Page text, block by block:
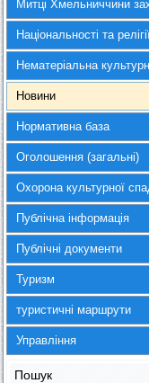
Митці Хмельниччини
Національності та
Нематеріальна
Новини
Нормативна база
Оголошення (загальні)
Охорона культурної
Публічна інформація
Публічні документи
Туризм
туристичні маршрути
Управління
Пошук